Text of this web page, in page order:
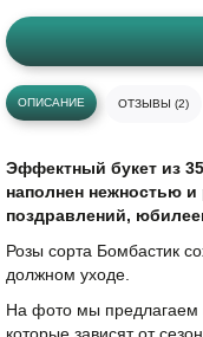
ОПИСАНИЕ ОТЗЫВЫ (2)
Эффектный букет из
наполнен нежностью
поздравлений,
Розы сорта Бомбастик
должном уходе.
На фото мы предлагаем